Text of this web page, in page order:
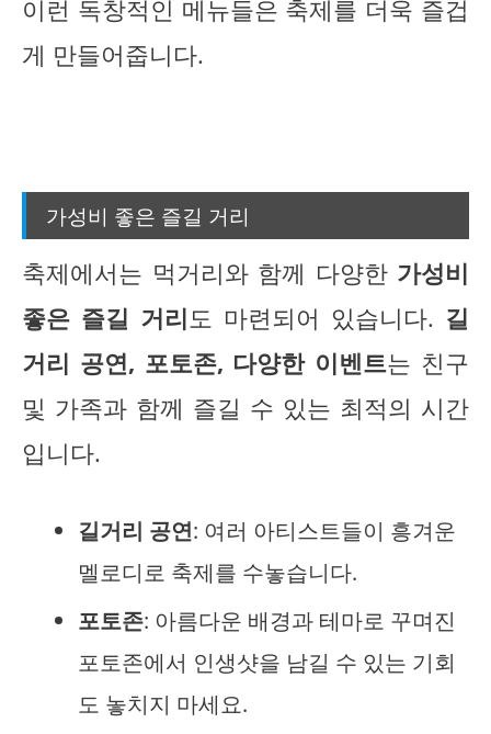
이런 독창적인 메뉴들은 축제를 더욱 즐겁
게 만들어줍니다.
가성비 좋은 즐길 거리
축제에서는 먹거리와 함께 다양한 가성비
좋은 즐길 거리 도 마련되어 있습니다. 길
거리 공연, 포토존, 다양한 이벤트는 친구
및 가족과 함께 즐길 수 있는 최적의 시간
입니다.
길거리 공연: 여러 아티스트들이 흥겨운
멜로디로 축제를 수놓습니다.
포토존: 아름다운 배경과 테마로 꾸며진
포토존에서 인생샷을 남길 수 있는 기회
도 놓치지 마세요.